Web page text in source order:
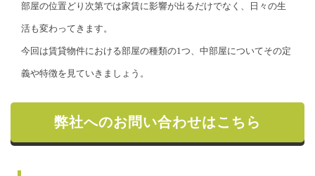
部屋の位置どり次第では家賃に影響が出るだけでなく、日々の生
活も変わってきます。
今回は賃貸物件における部屋の種類の1つ、中部屋についてその定
義や特徴を見ていきましょう。
弊社へのお問い合わせはこちら